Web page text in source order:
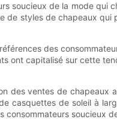
soucieux de la mode qui
de styles de chapeaux qui
des
ont capitalisé sur cette
des ventes de chapeaux
casquettes de soleil à
soucieux